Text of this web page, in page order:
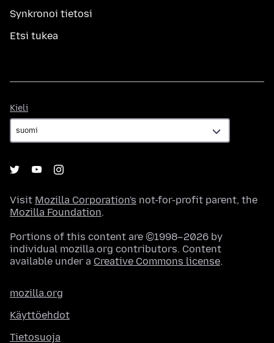
Synkronoi tietosi
Etsi tukea
Kieli
Visit Mozilla Corporation's not-for-profit parent, the
Mozilla Foundation.
Portions of this content are ©1998–2026 by
individual mozilla.org contributors. Content
available under a Creative Commons license.
mozilla.org
Käyttöehdot
Tietosuoja